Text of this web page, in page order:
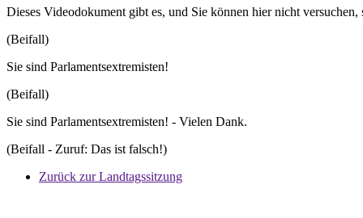
Dieses Videodokument gibt es, und Sie können hier nicht versuchen,
(Beifall)
Sie sind Parlamentsextremisten!
(Beifall)
Sie sind Parlamentsextremisten! - Vielen Dank.
(Beifall - Zuruf: Das ist falsch!)
Zurück zur Landtagssitzung